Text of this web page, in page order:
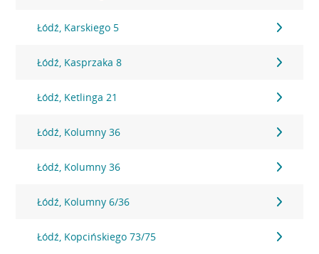
Łódź, Karskiego 5
Łódź, Kasprzaka 8
Łódź, Ketlinga 21
Łódź, Kolumny 36
Łódź, Kolumny 36
Łódź, Kolumny 6/36
Łódź, Kopcińskiego 73/75